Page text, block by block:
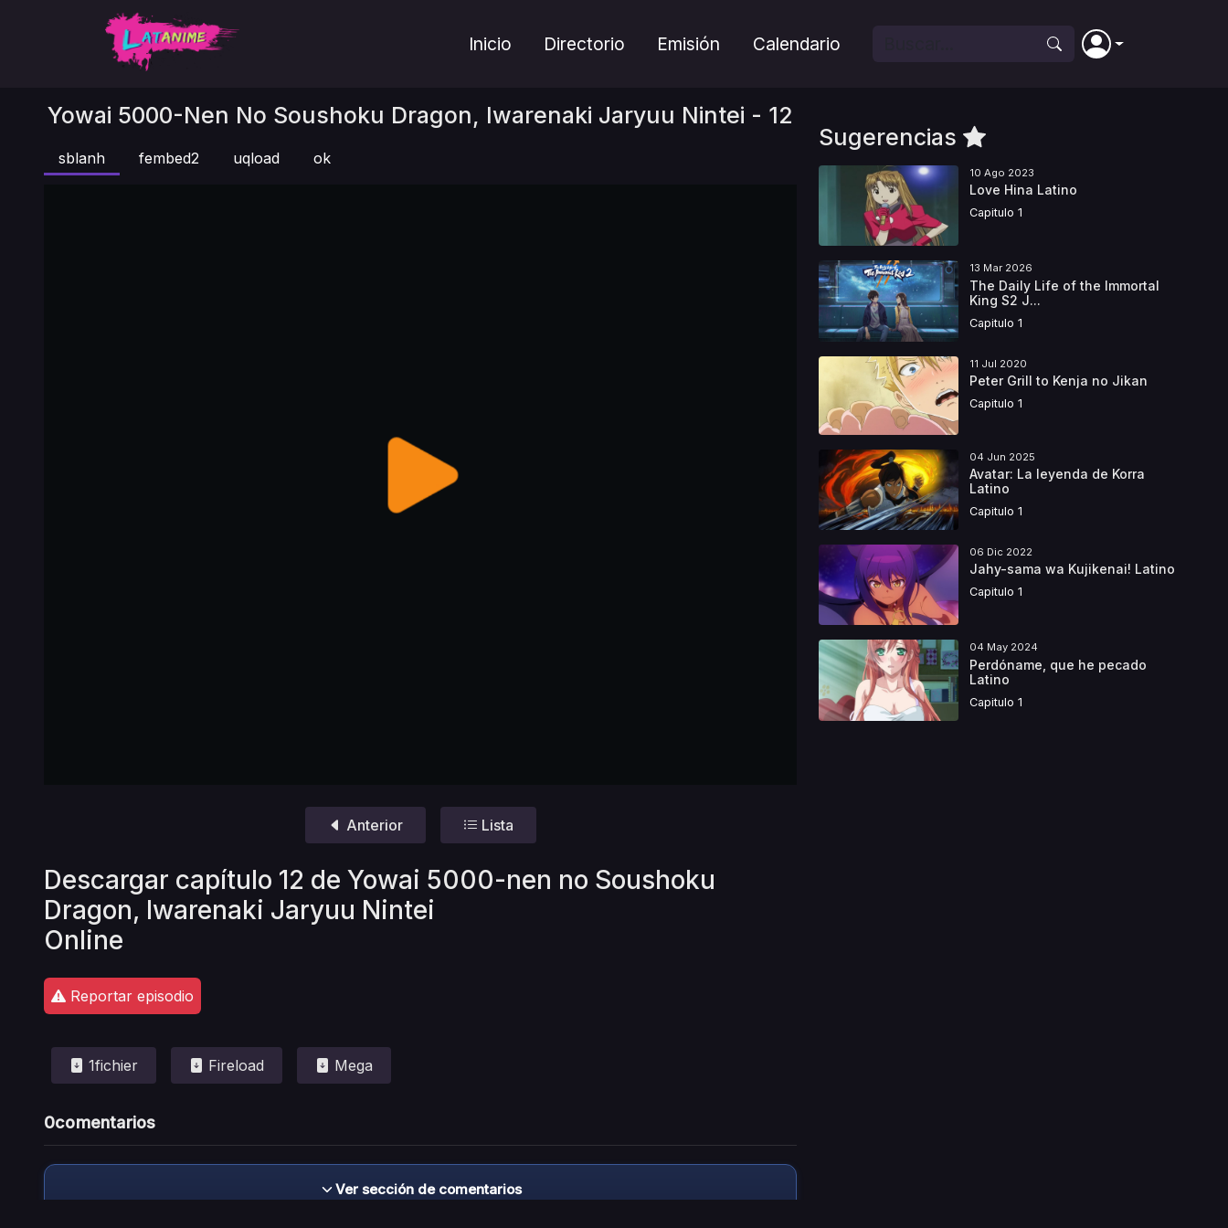
Inicio Directorio Emisión Calendario
Yowai 5000-Nen No Soushoku Dragon, Iwarenaki Jaryuu Nintei - 12
sblanh fembed2 uqload ok
Anterior Lista
Descargar capítulo 12 de Yowai 5000-nen no Soushoku
Dragon, Iwarenaki Jaryuu Nintei
Online
Reportar episodio
1fichier Fireload Mega
0comentarios
Ver sección de comentarios
Sugerencias
10 Ago 2023
Love Hina Latino
Capitulo 1
13 Mar 2026
The Daily Life of the Immortal
King S2 J...
Capitulo 1
11 Jul 2020
Peter Grill to Kenja no Jikan
Capitulo 1
04 Jun 2025
Avatar: La leyenda de Korra
Latino
Capitulo 1
06 Dic 2022
Jahy-sama wa Kujikenai! Latino
Capitulo 1
04 May 2024
Perdóname, que he pecado
Latino
Capitulo 1